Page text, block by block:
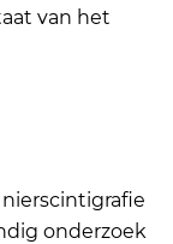
van het
onderzoek